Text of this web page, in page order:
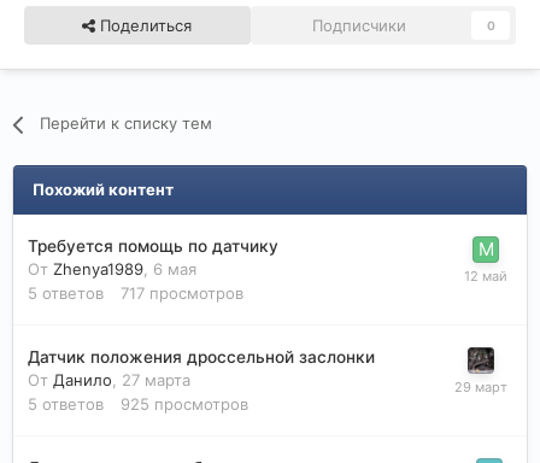
Поделиться Подписчики 0
Перейти к списку тем
Похожий контент
Требуется помощь по датчику
От Zhenya1989, 6 мая
5 ответов 717 просмотров
Датчик положения дроссельной заслонки
От Данило, 27 марта
5 ответов 925 просмотров